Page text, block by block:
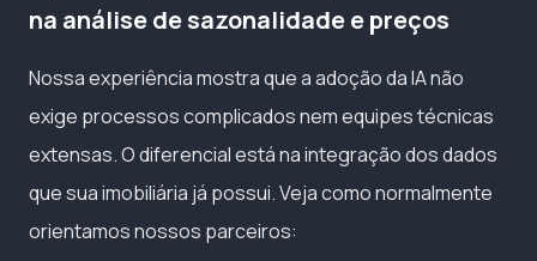
na análise de sazonalidade e preços
Nossa experiência mostra que a adoção da IA não
exige processos complicados nem equipes técnicas
extensas. O diferencial está na integração dos dados
que sua imobiliária já possui. Veja como normalmente
orientamos nossos parceiros: